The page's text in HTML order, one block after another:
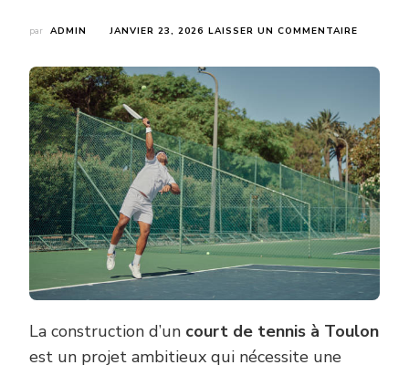
par ADMIN JANVIER 23, 2026 LAISSER UN COMMENTAIRE
LORS
DE
LA
D’UN
COURT
DE
TENNIS
À
TOULON
?
La construction d’un court de tennis à Toulon
est un projet ambitieux qui nécessite une